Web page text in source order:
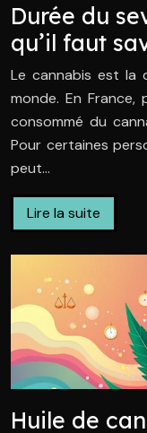
Durée du
qu’il faut
Le cannabis est la
monde. En
consommé du
Pour certaines
peut…
Lire la suite
Huile de